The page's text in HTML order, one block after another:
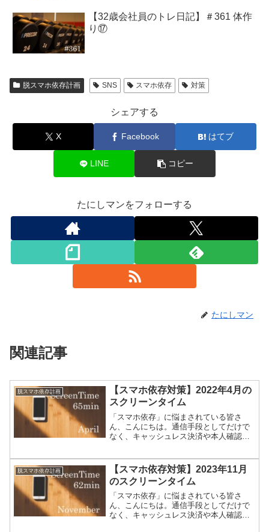
【32歳会社員のトレ日記】＃361 体作
り⑰
脱スマホ依存計画 SNS スマホ依存 対策
シェアする
X Facebook はてブ
LINE コピー
たにしマンをフォローする
たにしマン
関連記事
脱スマホ依存計画
【スマホ依存対策】2022年4月の
スクリーンタイム
「スマホ依存」に悩まされている皆さ
ん、こんにちは。通信手段としてだけで
なく、キャッシュレス決済や本人確認の
よね。毎日死ぬほど忙しいのにスマホば
かりいじってしまう私たちが...
脱スマホ依存計画
【スマホ依存対策】2023年11月
のスクリーンタイム
「スマホ依存」に悩まされている皆さ
ん、こんにちは。通信手段としてだけで
なく、キャッシュレス決済や本人確認の